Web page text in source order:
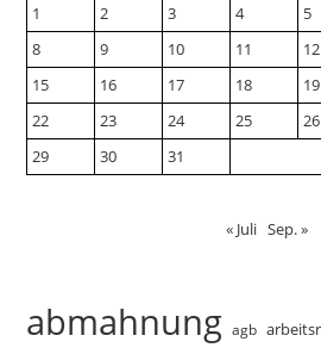
1
2 3 4 5
8
9 10 11 12
15
16 17 18 19
22
23 24 25 26
29
30 31
« Juli Sep. »
abmahnung agb